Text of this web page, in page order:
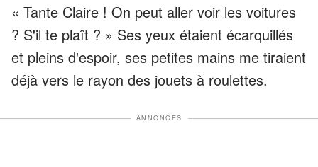
« Tante Claire ! On peut aller voir les voitures
? S'il te plaît ? » Ses yeux étaient écarquillés
et pleins d'espoir, ses petites mains me tiraient
déjà vers le rayon des jouets à roulettes.
ANNONCES